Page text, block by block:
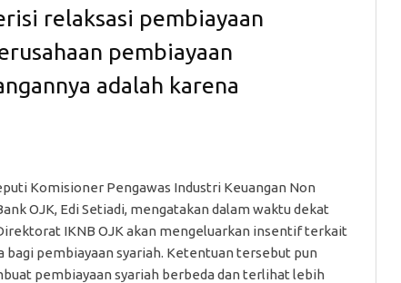
relaksasi pembiayaan
pembiayaan
adalah karena
Komisioner Pengawas Industri Keuangan Non
OJK, Edi Setiadi, mengatakan dalam waktu dekat
IKNB OJK akan mengeluarkan insentif terkait
bagi pembiayaan syariah. Ketentuan tersebut pun
pembiayaan syariah berbeda dan terlihat lebih